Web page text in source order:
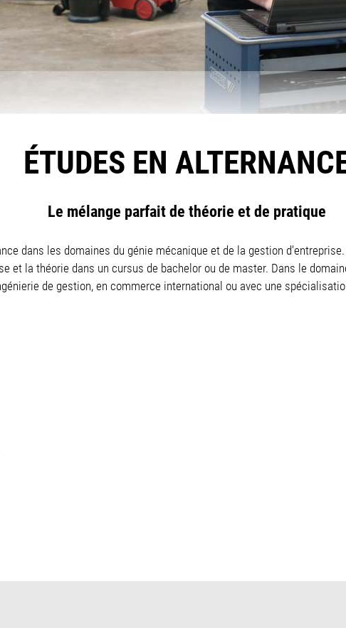
ÉTUDES EN
Le mélange parfait de théorie et de pratique
dans les domaines du génie mécanique et de la gestion
et la théorie dans un cursus de bachelor ou de master. Dans le
de gestion, en commerce international ou avec une